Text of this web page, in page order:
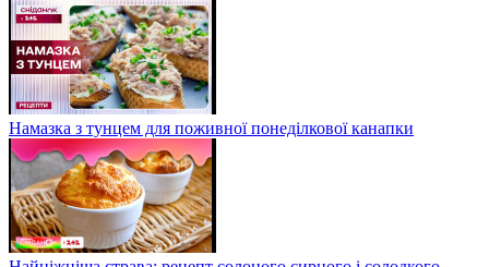
Намазка з тунцем для поживної понеділкової канапки